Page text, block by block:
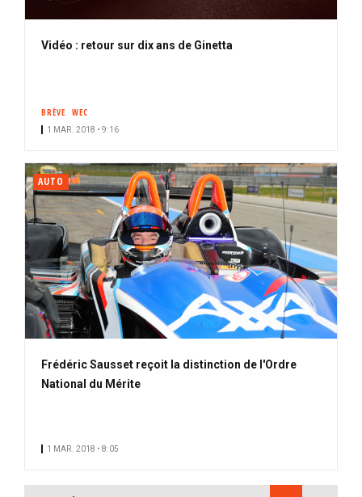
Vidéo : retour sur dix ans de Ginetta
BRÈVE WEC
1 MAR. 2018 • 9:16
AUTO
Frédéric Sausset reçoit la distinction de l'Ordre
National du Mérite
1 MAR. 2018 • 8:05